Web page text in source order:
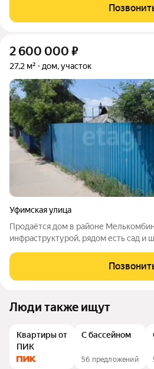
печное отопление. Имеется две
веранда. Участок 6,5
2 600 000 ₽
27,2 м² дом, участок
Уфимская улица
Продаётся дом в районе
инфраструктурой, рядом есть сад и
многое другое. Прекрасная
автобусные остановки и
Люди также ищут
Квартиры от
ПИК
С бассейном
56 предложений